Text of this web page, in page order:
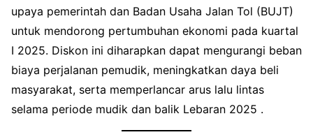
upaya pemerintah dan Badan Usaha Jalan Tol (BUJT)
untuk mendorong pertumbuhan ekonomi pada kuartal
I 2025. Diskon ini diharapkan dapat mengurangi beban
biaya perjalanan pemudik, meningkatkan daya beli
masyarakat, serta memperlancar arus lalu lintas
selama periode mudik dan balik Lebaran 2025 .